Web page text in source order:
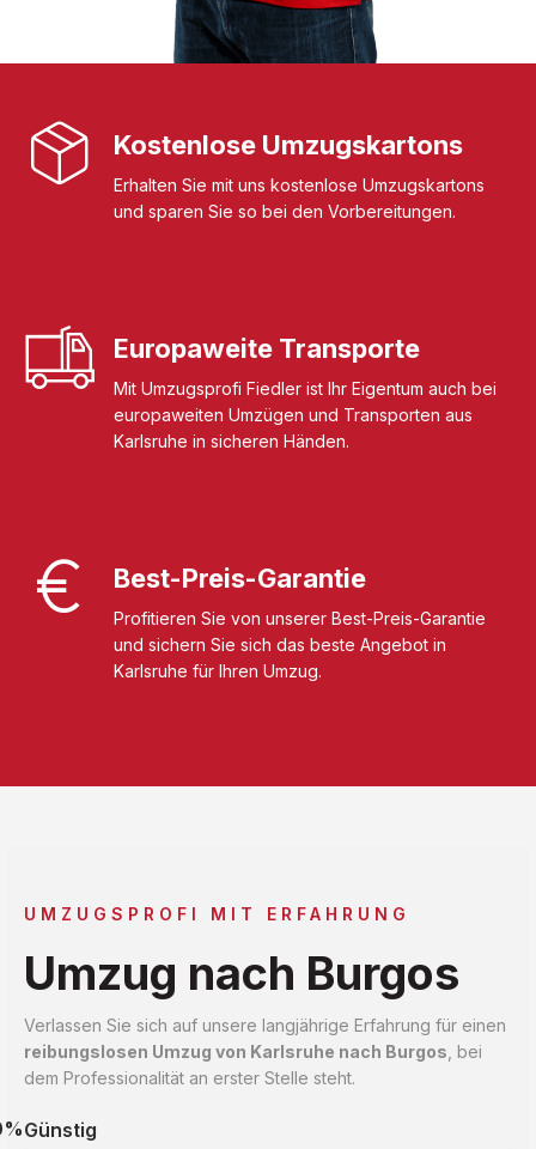
Kostenlose Umzugskartons
Erhalten Sie mit uns kostenlose Umzugskartons
und sparen Sie so bei den Vorbereitungen.
Europaweite Transporte
Mit Umzugsprofi Fiedler ist Ihr Eigentum auch bei
europaweiten Umzügen und Transporten aus
Karlsruhe in sicheren Händen.
Best-Preis-Garantie
Profitieren Sie von unserer Best-Preis-Garantie
und sichern Sie sich das beste Angebot in
Karlsruhe für Ihren Umzug.
UMZUGSPROFI MIT ERFAHRUNG
Umzug nach Burgos
Verlassen Sie sich auf unsere langjährige Erfahrung für einen
reibungslosen Umzug von Karlsruhe nach Burgos , bei
dem Professionalität an erster Stelle steht.
Günstig